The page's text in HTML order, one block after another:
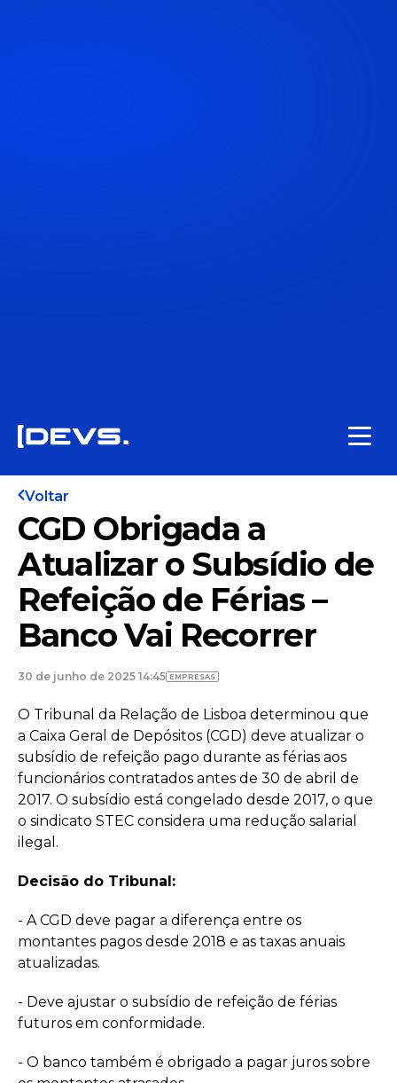
Voltar
CGD Obrigada a
Atualizar o Subsídio de
Refeição de Férias –
Banco Vai Recorrer
30 de junho de 2025 14:45 EMPRESAS
O Tribunal da Relação de Lisboa determinou que
a Caixa Geral de Depósitos (CGD) deve atualizar o
subsídio de refeição pago durante as férias aos
funcionários contratados antes de 30 de abril de
2017. O subsídio está congelado desde 2017, o que
o sindicato STEC considera uma redução salarial
ilegal.
Decisão do Tribunal:
- A CGD deve pagar a diferença entre os
montantes pagos desde 2018 e as taxas anuais
atualizadas.
- Deve ajustar o subsídio de refeição de férias
futuros em conformidade.
- O banco também é obrigado a pagar juros sobre